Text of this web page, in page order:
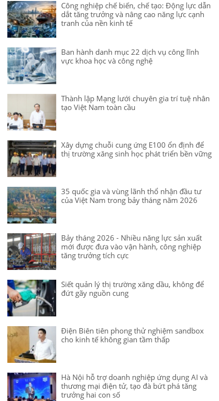
Công nghiệp chế biến, chế tạo: Động lực dẫn
dắt tăng trưởng và nâng cao năng lực cạnh
tranh của nền kinh tế
Ban hành danh mục 22 dịch vụ công lĩnh
vực khoa học và công nghệ
Thành lập Mạng lưới chuyên gia trí tuệ nhân
tạo Việt Nam toàn cầu
Xây dựng chuỗi cung ứng E100 ổn định để
thị trường xăng sinh học phát triển bền vững
35 quốc gia và vùng lãnh thổ nhận đầu tư
của Việt Nam trong bảy tháng năm 2026
Bảy tháng 2026 - Nhiều năng lực sản xuất
mới được đưa vào vận hành, công nghiệp
tăng trưởng tích cực
Siết quản lý thị trường xăng dầu, không để
đứt gãy nguồn cung
Điện Biên tiên phong thử nghiệm sandbox
cho kinh tế không gian tầm thấp
Hà Nội hỗ trợ doanh nghiệp ứng dụng AI và
thương mại điện tử, tạo đà bứt phá tăng
trưởng hai con số